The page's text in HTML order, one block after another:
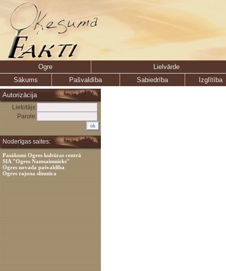
Ogre
Lielvārde
Sākums
Pašvaldība Sabiedrība
Izglītība
Autorizācija
Lietotājs:
Parole:
Noderīgas saites:
Pasākumi Ogres kultūras centrā
SIA "Ogres Namsaimnieks"
Ogres novada pašvaldība
Ogres rajona slimnīca